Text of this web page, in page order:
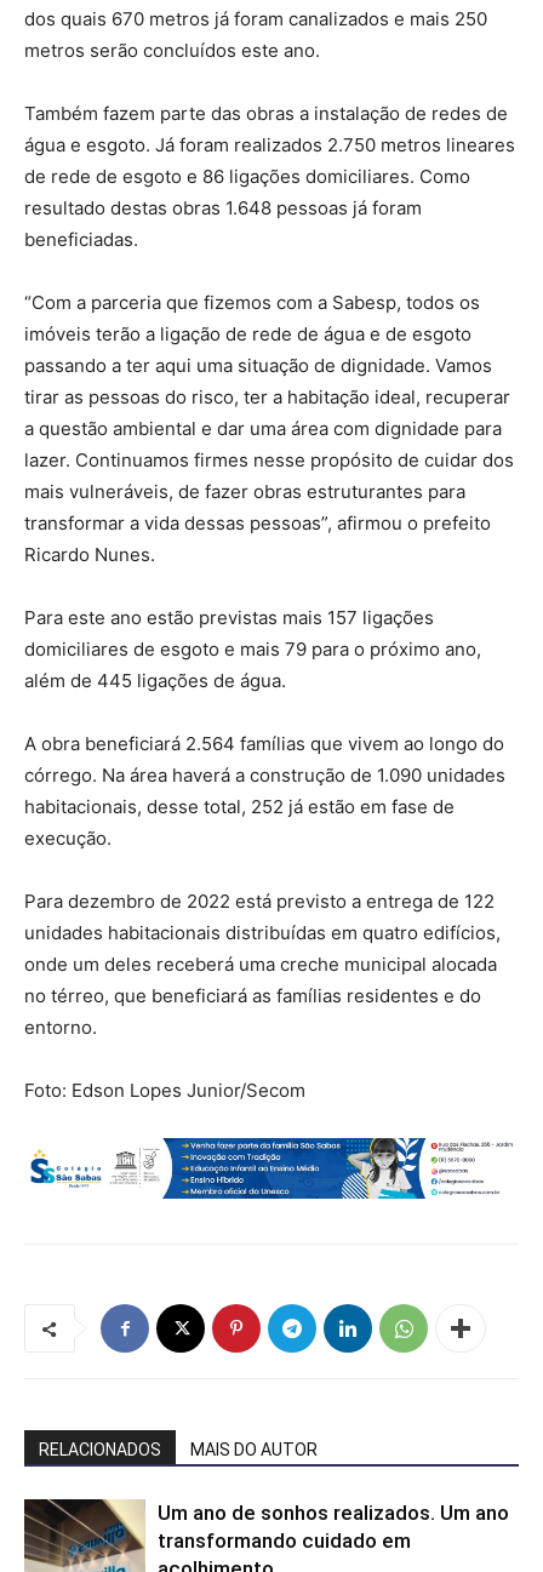
dos quais 670 metros já foram canalizados e mais 250
metros serão concluídos este ano.
Também fazem parte das obras a instalação de redes de
água e esgoto. Já foram realizados 2.750 metros lineares
de rede de esgoto e 86 ligações domiciliares. Como
resultado destas obras 1.648 pessoas já foram
beneficiadas.
“Com a parceria que fizemos com a Sabesp, todos os
imóveis terão a ligação de rede de água e de esgoto
passando a ter aqui uma situação de dignidade. Vamos
tirar as pessoas do risco, ter a habitação ideal, recuperar
a questão ambiental e dar uma área com dignidade para
lazer. Continuamos firmes nesse propósito de cuidar dos
mais vulneráveis, de fazer obras estruturantes para
transformar a vida dessas pessoas”, afirmou o prefeito
Ricardo Nunes.
Para este ano estão previstas mais 157 ligações
domiciliares de esgoto e mais 79 para o próximo ano,
além de 445 ligações de água.
A obra beneficiará 2.564 famílias que vivem ao longo do
córrego. Na área haverá a construção de 1.090 unidades
habitacionais, desse total, 252 já estão em fase de
execução.
Para dezembro de 2022 está previsto a entrega de 122
unidades habitacionais distribuídas em quatro edifícios,
onde um deles receberá uma creche municipal alocada
no térreo, que beneficiará as famílias residentes e do
entorno.
Foto: Edson Lopes Junior/Secom
RELACIONADOS MAIS DO AUTOR
Um ano de sonhos realizados. Um ano
transformando cuidado em